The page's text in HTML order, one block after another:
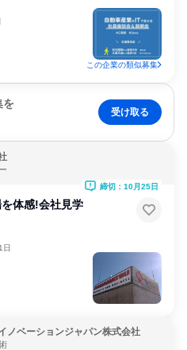
この企業の類似募集
を
受け取る
を体感!会社見学
1日
締切：10月25日
ノベーションジャパン株式会社